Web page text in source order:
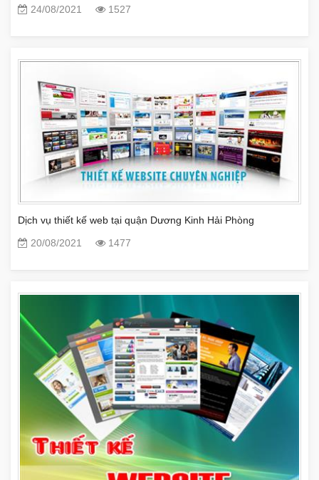
24/08/2021
1527
Dịch vụ thiết kế web tại quận Dương Kinh Hải Phòng
20/08/2021
1477